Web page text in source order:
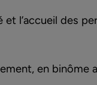
l’accueil des
en binôme